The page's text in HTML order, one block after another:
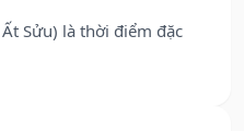
Sửu) là thời điểm đặc